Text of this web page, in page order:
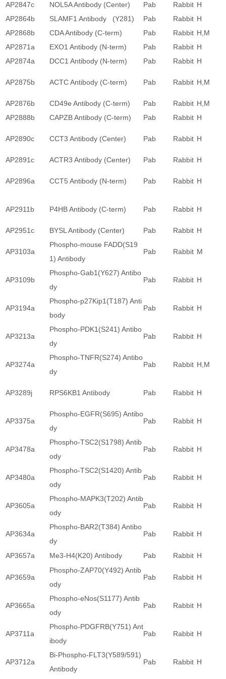
AP2847c
NOL5A Antibody (Center) Pab Rabbit H
AP2864b
SLAMF1 Antibody (Y281) Pab Rabbit H
AP2868b
CDA Antibody (C-term) Pab Rabbit H,M
AP2871a
EXO1 Antibody (N-term) Pab Rabbit H
AP2874a
DCC1 Antibody (N-term) Pab Rabbit H
AP2875b ACTC Antibody (C-term) Pab Rabbit H,M
AP2876b CD49e Antibody (C-term) Pab Rabbit H,M
AP2888b
CAPZB Antibody (C-term) Pab Rabbit H
AP2890c CCT3 Antibody (Center) Pab Rabbit H
AP2891c ACTR3 Antibody (Center) Pab Rabbit H
AP2896a CCT5 Antibody (N-term) Pab Rabbit H
AP2911b P4HB Antibody (C-term) Pab Rabbit H
AP2951c BYSL Antibody (Center) Pab Rabbit H
AP3103a
Phospho-mouse FADD(S19
1) Antibody
Pab Rabbit M
AP3109b
Phospho-Gab1(Y627) Antibo
dy
Pab Rabbit H
AP3194a
Phospho-p27Kip1(T187) Anti
body
Pab Rabbit H
AP3213a
Phospho-PDK1(S241) Antibo
dy
Pab Rabbit H
AP3274a
Phospho-TNFR(S274) Antibo
dy
Pab Rabbit H,M
AP3289j RPS6KB1 Antibody Pab Rabbit H
AP3375a
Phospho-EGFR(S695) Antibo
dy
Pab Rabbit H
AP3478a
Phospho-TSC2(S1798) Antib
ody
Pab Rabbit H
AP3480a
Phospho-TSC2(S1420) Antib
ody
Pab Rabbit H
AP3605a
Phospho-MAPK3(T202) Antib
ody
Pab Rabbit H
AP3634a
Phospho-BAR2(T384) Antibo
dy
Pab Rabbit H
AP3657a Me3-H4(K20) Antibody Pab Rabbit H
AP3659a
Phospho-ZAP70(Y492) Antib
ody
Pab Rabbit H
AP3665a
Phospho-eNos(S1177) Antib
ody
Pab Rabbit H
AP3711a
Phospho-PDGFRB(Y751) Ant
ibody
Pab Rabbit H
AP3712a
Bi-Phospho-FLT3(Y589/591)
Antibody
Pab Rabbit H